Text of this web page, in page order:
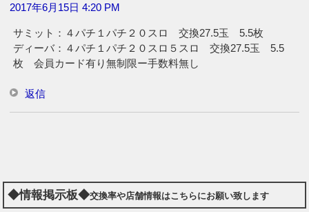
2017年6月15日 4:20 PM
サミット：４パチ１パチ２０スロ 交換27.5玉 5.5枚
ディーバ：４パチ１パチ２０スロ５スロ 交換27.5玉 5.5
枚 会員カード有り無制限ー手数料無し
返信
◆情報掲示板◆交換率や店舗情報はこちらにお願い致します